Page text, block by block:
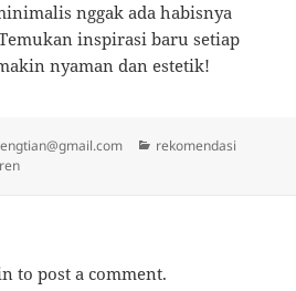
nggak ada habisnya
inspirasi baru setiap
nyaman dan estetik!
Categories
rekomendasi
to post a comment.